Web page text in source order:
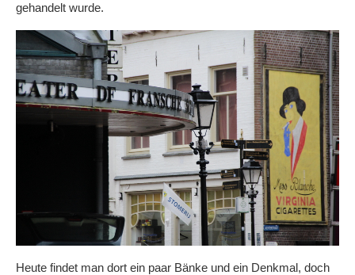
gehandelt wurde.
Heute findet man dort ein paar Bänke und ein Denkmal, doch